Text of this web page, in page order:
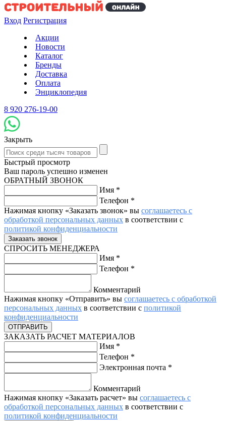
Вход Регистрация
Акции
Новости
Каталог
Бренды
Доставка
Оплата
Энциклопедия
8 920 276-19-00
Закрыть
Быстрый просмотр
Ваш пароль успешно изменен
ОБРАТНЫЙ ЗВОНОК
Имя *
Телефон *
Нажимая кнопку «Заказать звонок» вы соглашаетесь с
обработкой персональных данных в соответствии с
политикой конфиденциальности
СПРОСИТЬ МЕНЕДЖЕРА
Имя *
Телефон *
Комментарий
Нажимая кнопку «Отправить» вы соглашаетесь с обработкой
персональных данных в соответствии с политикой
конфиденциальности
ЗАКАЗАТЬ РАСЧЕТ МАТЕРИАЛОВ
Имя *
Телефон *
Электронная почта *
Комментарий
Нажимая кнопку «Заказать расчет» вы соглашаетесь с
обработкой персональных данных в соответствии с
политикой конфиденциальности